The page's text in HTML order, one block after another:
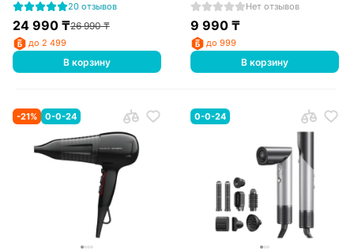
20 отзывов
24 990₸26 990₸
до 2 499
В корзину
Нет отзывов
9 990 ₸
до 999
В корзину
-21% 0-0-24 0-0-24